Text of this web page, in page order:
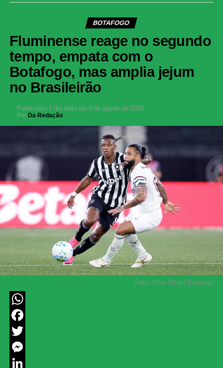
BOTAFOGO
Fluminense reage no segundo
tempo, empata com o
Botafogo, mas amplia jejum
no Brasileirão
Publicados 1 dia atrás em 9 de agosto de 2026
Por Da Redação
Foto: Vítor Silva | Botafogo
WhatsApp
Facebook
Twitter
Messenger